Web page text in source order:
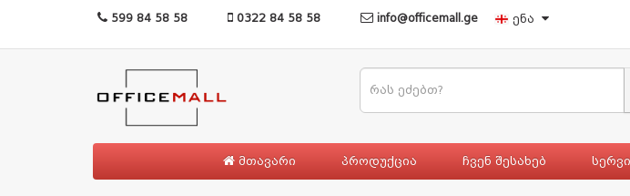
599 84 58 58 0322 84 58 58 info@officemall.ge ენა
მთავარი პროდუქცია ჩვენ შესახებ